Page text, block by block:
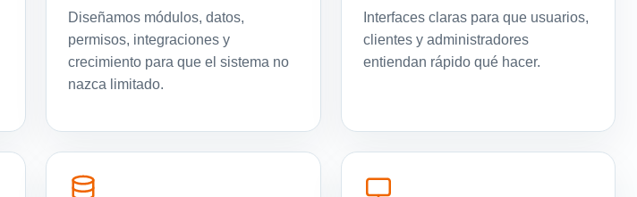
Diseñamos módulos, datos,
permisos, integraciones y
crecimiento para que el sistema no
nazca limitado.
Interfaces claras para que usuarios,
clientes y administradores
entiendan rápido qué hacer.